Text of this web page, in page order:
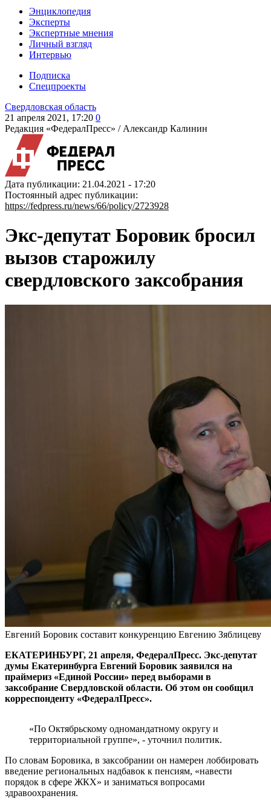
Энциклопедия
Эксперты
Экспертные мнения
Личный взгляд
Интервью
Подписка
Спецпроекты
Свердловская область
21 апреля 2021, 17:20 0
Редакция «ФедералПресс» / Александр Калинин
Дата публикации: 21.04.2021 - 17:20
Постоянный адрес публикации:
https://fedpress.ru/news/66/policy/2723928
Экс-депутат Боровик бросил
вызов старожилу
свердловского заксобрания
Евгений Боровик составит конкуренцию Евгению Зяблицеву
ЕКАТЕРИНБУРГ, 21 апреля, ФедералПресс. Экс-депутат
думы Екатеринбурга Евгений Боровик заявился на
праймериз «Единой России» перед выборами в
заксобрание Свердловской области. Об этом он сообщил
корреспонденту «ФедералПресс».
«По Октябрьскому одномандатному округу и
территориальной группе», - уточнил политик.
По словам Боровика, в заксобрании он намерен лоббировать
введение региональных надбавок к пенсиям, «навести
порядок в сфере ЖКХ» и заниматься вопросами
здравоохранения.